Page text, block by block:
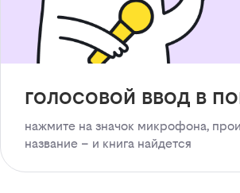
голосовой ввод в
нажмите на значок микрофона,
название – и книга найдется